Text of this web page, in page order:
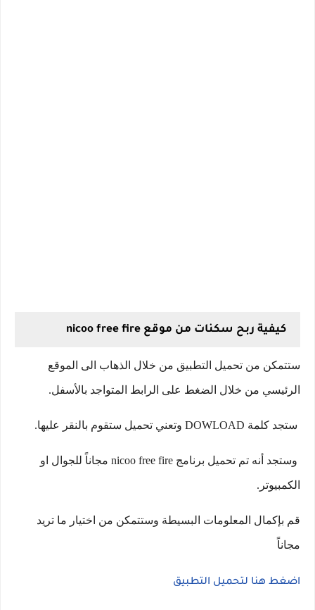
كيفية ربح سكنات من موقع nicoo free fire
ستتمكن من تحميل التطبيق من خلال الذهاب الى الموقع
الرئيسي من خلال الضغط على الرابط المتواجد بالأسفل.
ستجد كلمة DOWLOAD وتعني تحميل ستقوم بالنقر عليها.
وستجد أنه تم تحميل برنامج nicoo free fire مجاناً للجوال او
الكمبيوتر.
قم بإكمال المعلومات البسيطة وستتمكن من اختيار ما تريد
مجاناً
اضغط هنا لتحميل التطبيق